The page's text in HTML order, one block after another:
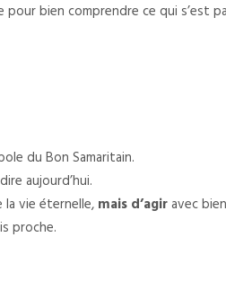
bien comprendre ce qui s’est
du Bon Samaritain.
aujourd’hui.
la vie éternelle, mais d’agiravec
proche.